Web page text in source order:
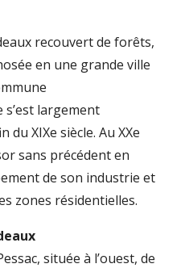
recouvert de forêts,
en une grande ville
largement
XIXe siècle. Au XXe
sans précédent en
de son industrie et
zones résidentielles.
située à l’ouest, de